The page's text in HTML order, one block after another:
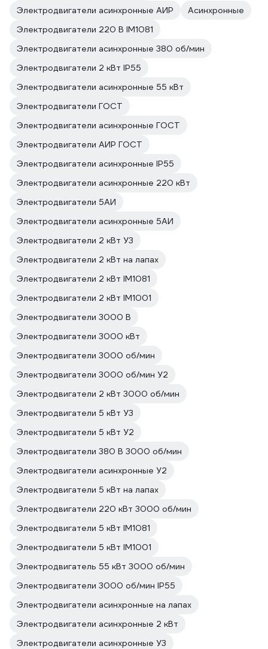
Электродвигатели асинхронные АИР
Асинхронные
Электродвигатели 220 В IM1081
Электродвигатели асинхронные 380 об/мин
Электродвигатели 2 кВт IP55
Электродвигатели асинхронные 55 кВт
Электродвигатели ГОСТ
Электродвигатели асинхронные ГОСТ
Электродвигатели АИР ГОСТ
Электродвигатели асинхронные IP55
Электродвигатели асинхронные 220 кВт
Электродвигатели 5АИ
Электродвигатели асинхронные 5АИ
Электродвигатели 2 кВт У3
Электродвигатели 2 кВт на лапах
Электродвигатели 2 кВт IM1081
Электродвигатели 2 кВт IM1001
Электродвигатели 3000 В
Электродвигатели 3000 кВт
Электродвигатели 3000 об/мин
Электродвигатели 3000 об/мин У2
Электродвигатели 2 кВт 3000 об/мин
Электродвигатели 5 кВт У3
Электродвигатели 5 кВт У2
Электродвигатели 380 В 3000 об/мин
Электродвигатели асинхронные У2
Электродвигатели 5 кВт на лапах
Электродвигатели 220 кВт 3000 об/мин
Электродвигатели 5 кВт IM1081
Электродвигатели 5 кВт IM1001
Электродвигатель 55 кВт 3000 об/мин
Электродвигатели 3000 об/мин IP55
Электродвигатели асинхронные на лапах
Электродвигатели асинхронные 2 кВт
Электродвигатели асинхронные У3